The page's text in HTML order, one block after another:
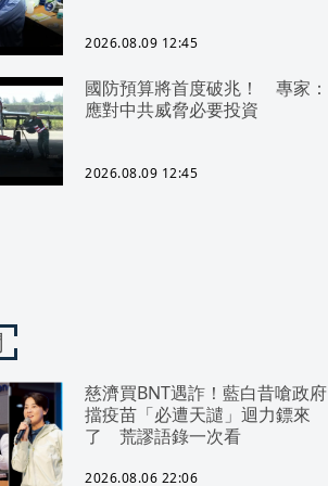
2026.08.09 12:45
國防預算將首度破兆！ 專家：
應對中共威脅必要投資
2026.08.09 12:45
慈濟買BNT遇詐！藍白昔嗆政府
擋疫苗「必遭天譴」迴力鏢來
了 荒謬語錄一次看
2026.08.06 22:06